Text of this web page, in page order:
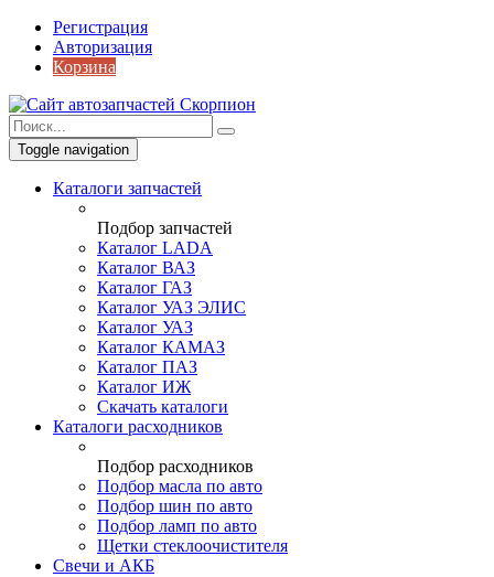
Регистрация
Авторизация
Корзина
Toggle navigation
Каталоги запчастей
Подбор запчастей
Каталог LADA
Каталог ВАЗ
Каталог ГАЗ
Каталог УАЗ ЭЛИС
Каталог УАЗ
Каталог КАМАЗ
Каталог ПАЗ
Каталог ИЖ
Скачать каталоги
Каталоги расходников
Подбор расходников
Подбор масла по авто
Подбор шин по авто
Подбор ламп по авто
Щетки стеклоочистителя
Свечи и АКБ